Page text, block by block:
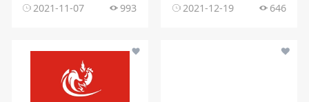
2021-11-07 993 2021-12-19 646